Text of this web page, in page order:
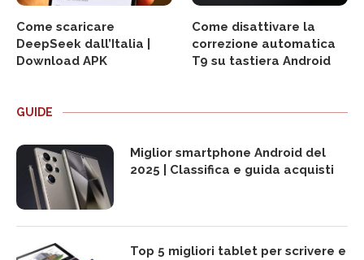
Come scaricare
DeepSeek dall’Italia |
Download APK
Come disattivare la
correzione automatica
T9 su tastiera Android
GUIDE
Miglior smartphone Android del
2025 | Classifica e guida acquisti
Top 5 migliori tablet per scrivere e